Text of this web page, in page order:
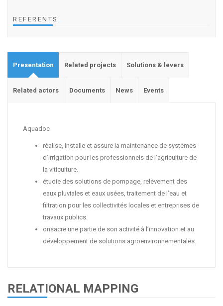
REFERENTS .
Presentation Related projects Solutions & levers
Related actors Documents News Events
Aquadoc
réalise, installe et assure la maintenance de systèmes
d’irrigation pour les professionnels de l’agriculture de
la viticulture.
étudie des solutions de pompage, relèvement des
eaux pluviales et eaux usées, traitement de l’eau et
filtration pour les collectivités locales et entreprises de
travaux publics.
onsacre une partie de son activité à l’innovation et au
développement de solutions agroenvironnementales.
RELATIONAL MAPPING